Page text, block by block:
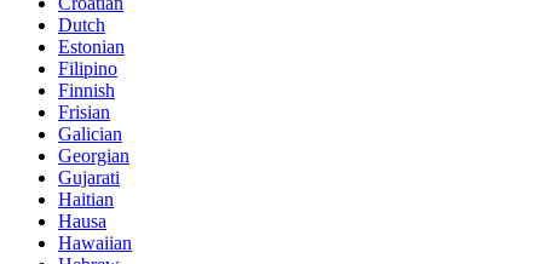
Dutch
Estonian
Filipino
Finnish
Frisian
Galician
Georgian
Gujarati
Haitian
Hausa
Hawaiian